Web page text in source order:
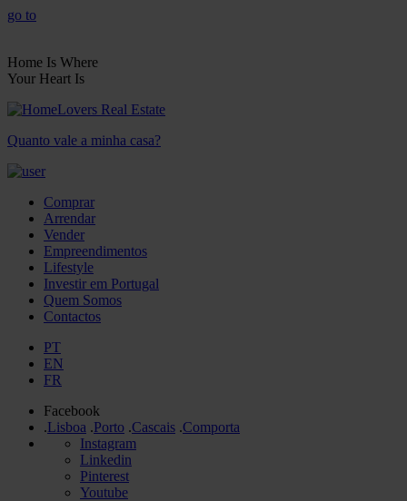
go to
Home Is Where
Your Heart Is
Quanto vale a minha casa?
Comprar
Arrendar
Vender
Empreendimentos
Lifestyle
Investir em Portugal
Quem Somos
Contactos
PT
EN
FR
Facebook
.Lisboa .Porto .Cascais .Comporta
Instagram
Linkedin
Pinterest
Youtube